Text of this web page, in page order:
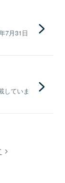
7月31日
していま